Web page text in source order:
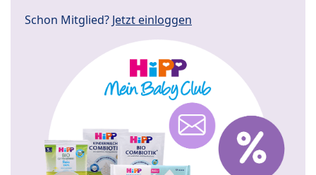
Schon Mitglied? Jetzt einloggen